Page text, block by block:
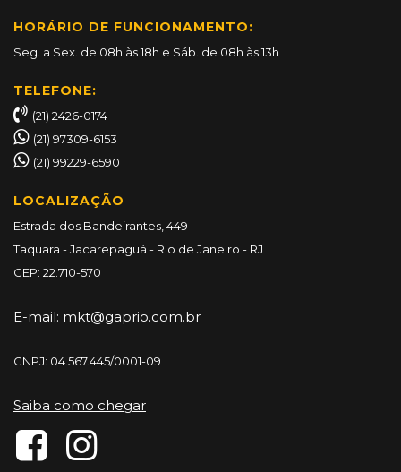
HORÁRIO DE FUNCIONAMENTO:
Seg. a Sex. de 08h às 18h e Sáb. de 08h às 13h
TELEFONE:
(21) 2426-0174
(21) 97309-6153
(21) 99229-6590
LOCALIZAÇÃO
Estrada dos Bandeirantes, 449
Taquara - Jacarepaguá - Rio de Janeiro - RJ
CEP: 22.710-570
E-mail: mkt@gaprio.com.br
CNPJ: 04.567.445/0001-09
Saiba como chegar